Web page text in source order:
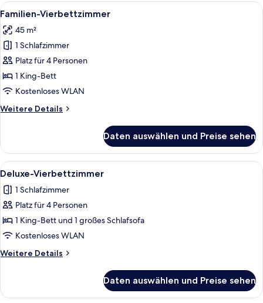
Alle
Fotos
für
Familien-
Vierbettzimmer
anzeigen
Ein modernes Schlafzimmer mit
5
Familien-Vierbettzimmer
45 m²
1 Schlafzimmer
Platz für 4 Personen
1 King-Bett
Kostenloses WLAN
Weitere Details
Weitere
Vierbettzimmer
Daten auswählen und Preise sehen
Alle
Fotos
für
Deluxe-
Vierbettzimmer
anzeigen
Ein Hotelzimmer mit einem großen
6
Deluxe-Vierbettzimmer
1 Schlafzimmer
Platz für 4 Personen
1 King-Bett und 1 großes Schlafsofa
Kostenloses WLAN
Weitere Details
Weitere
Vierbettzimmer
Daten auswählen und Preise sehen